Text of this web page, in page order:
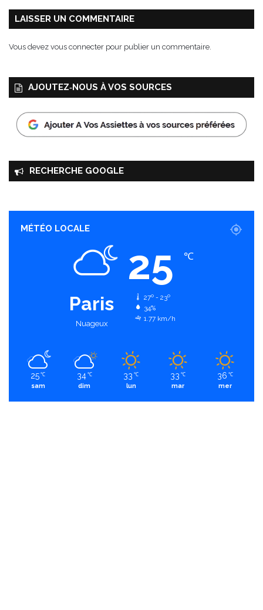
LAISSER UN COMMENTAIRE
Vous devez vous connecter pour publier un commentaire.
AJOUTEZ‑NOUS À VOS SOURCES
RECHERCHE GOOGLE
MÉTÉO LOCALE
Paris
Nuageux
25 ℃
27º - 23º
34%
1.77 km/h
25 ℃
sam
34 ℃
dim
33 ℃
lun
33 ℃
mar
36 ℃
mer